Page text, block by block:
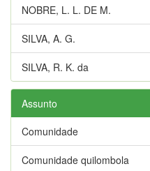
NOBRE, L. L. DE M.
SILVA, A. G.
SILVA, R. K. da
Assunto
Comunidade
Comunidade quilombola